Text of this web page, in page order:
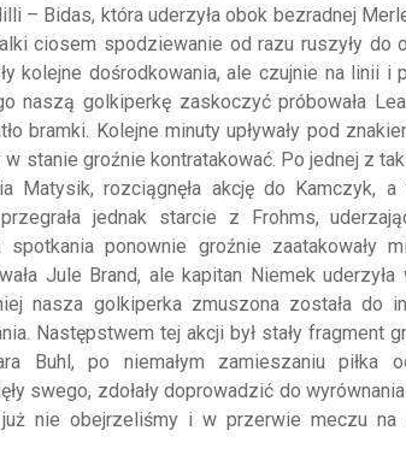
– Bidas, która uderzyła obok bezradnej
ciosem spodziewanie od razu ruszyły do
kolejne dośrodkowania, ale czujnie na linii i
naszą golkiperkę zaskoczyć próbowała Lea
bramki. Kolejne minuty upływały pod
stanie groźnie kontratakować. Po jednej z
Matysik, rozciągnęła akcję do Kamczyk, a
jednak starcie z Frohms,
ponownie groźnie zaatakowały
Jule Brand, ale kapitan Niemek uderzyła
nasza golkiperka zmuszona została do
Następstwem tej akcji był stały fragment
Buhl, po niemałym zamieszaniu piłka
swego, zdołały doprowadzić do
nie obejrzeliśmy i w przerwie meczu na